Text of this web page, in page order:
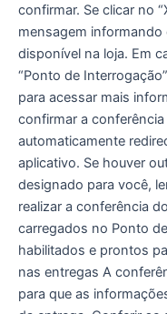
confirmar. Se clicar no
mensagem informando
disponível na loja. Em
“Ponto de
para acessar mais
confirmar a
automaticamente
aplicativo. Se houver
designado para você,
realizar a conferência
carregados no Ponto
habilitados e prontos
nas entregas A
para que as